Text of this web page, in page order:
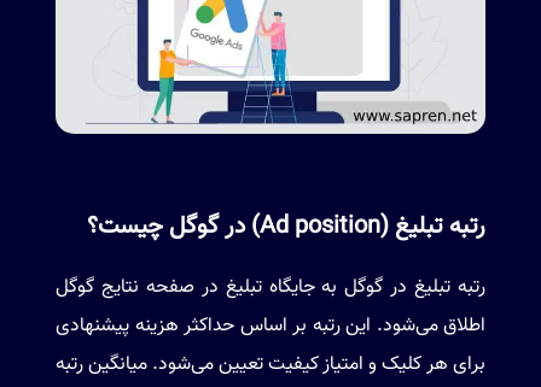
رتبه تبلیغ (Ad position) در گوگل چیست؟
رتبه تبلیغ در گوگل به جایگاه تبلیغ در صفحه نتایج گوگل
اطلاق می‌شود. این رتبه بر اساس حداکثر هزینه پیشنهادی
برای هر کلیک و امتیاز کیفیت تعیین می‌شود. میانگین رتبه